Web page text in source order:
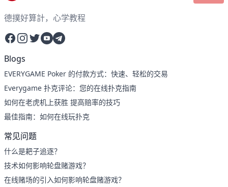
德撲好算計，心学教程
Facebook
Instagram
Twitter
YouTube
Telegram
Blogs
EVERYGAME Poker 的付款方式：快速、轻松的交易
Everygame 扑克评论：您的在线扑克指南
如何在老虎机上获胜 提高赔率的技巧
最佳指南：如何在线玩扑克
常见问题
什么是耙子追逐？
技术如何影响轮盘赌游戏？
在线赌场的引入如何影响轮盘赌游戏？